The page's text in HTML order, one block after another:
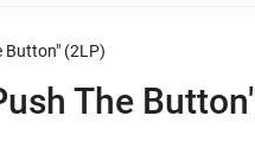
Button" (2LP)
The